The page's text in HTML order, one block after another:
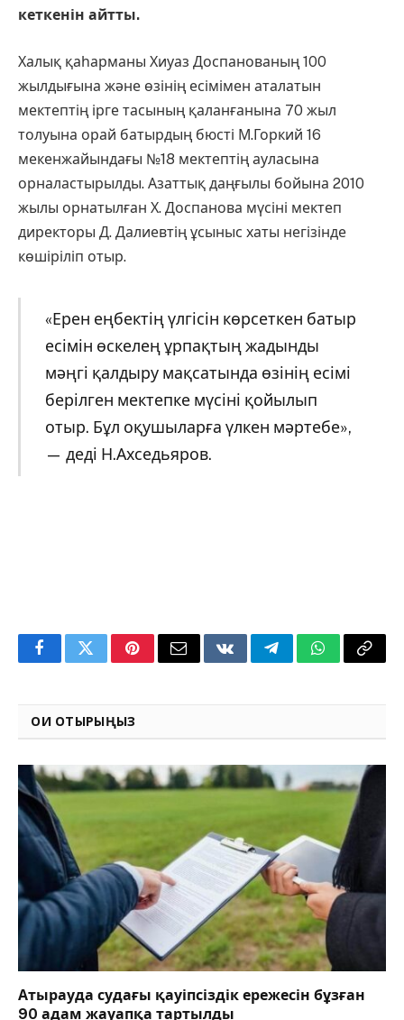
кеткенін айтты.
Халық қаһарманы Хиуаз Доспанованың 100
жылдығына және өзінің есімімен аталатын
мектептің ірге тасының қаланғанына 70 жыл
толуына орай батырдың бюсті М.Горкий 16
мекенжайындағы №18 мектептің ауласына
орналастырылды. Азаттық даңғылы бойына 2010
жылы орнатылған Х. Доспанова мүсіні мектеп
директоры Д. Далиевтің ұсыныс хаты негізінде
көшіріліп отыр.
«Ерен еңбектің үлгісін көрсеткен батыр
есімін өскелең ұрпақтың жадынды
мәңгі қалдыру мақсатында өзінің есімі
берілген мектепке мүсіні қойылып
отыр. Бұл оқушыларға үлкен мәртебе»,
— деді Н.Ахседьяров.
FacebookTwitterPinterestEmail VKontakteTelegramWhatsApp
Copy
ОҚИ ОТЫРЫҢЫЗ
Атырауда судағы қауіпсіздік ережесін бұзған
90 адам жауапқа тартылды